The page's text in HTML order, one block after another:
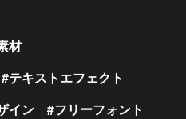
材
テキストエフェクト
イン
フリーフォント